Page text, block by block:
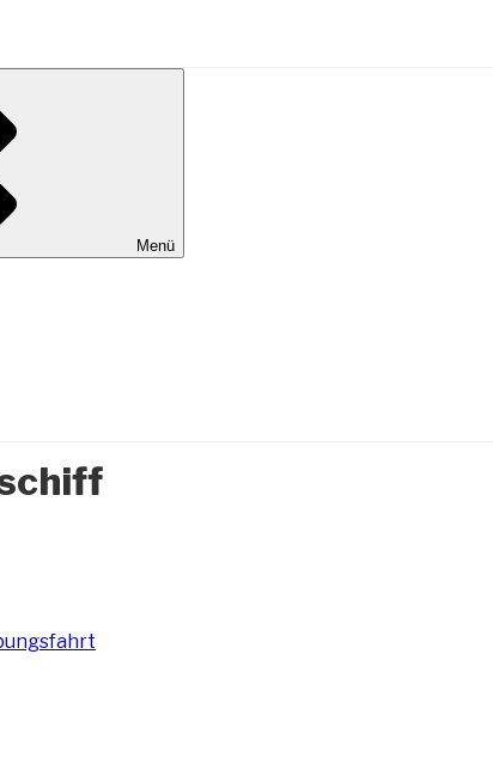
Menü